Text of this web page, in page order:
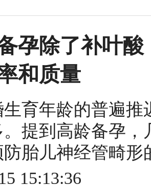
孕除了补叶
和质量
生育年龄的普遍
提到高龄备孕
胎儿神经管畸
15:13:36